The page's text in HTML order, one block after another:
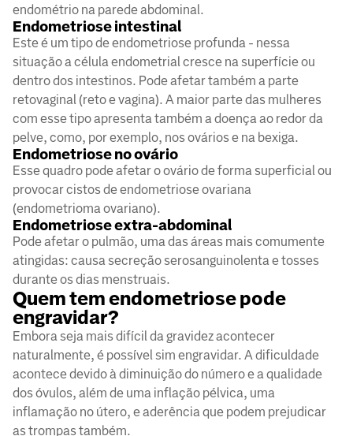
endométrio na parede abdominal.
Endometriose intestinal
Este é um tipo de endometriose profunda - nessa
situação a célula endometrial cresce na superfície ou
dentro dos intestinos. Pode afetar também a parte
retovaginal (reto e vagina). A maior parte das mulheres
com esse tipo apresenta também a doença ao redor da
pelve, como, por exemplo, nos ovários e na bexiga.
Endometriose no ovário
Esse quadro pode afetar o ovário de forma superficial ou
provocar cistos de endometriose ovariana
(endometrioma ovariano).
Endometriose extra-abdominal
Pode afetar o pulmão, uma das áreas mais comumente
atingidas: causa secreção serosanguinolenta e tosses
durante os dias menstruais.
Quem tem endometriose pode
engravidar?
Embora seja mais difícil da gravidez acontecer
naturalmente, é possível sim engravidar. A dificuldade
acontece devido à diminuição do número e a qualidade
dos óvulos, além de uma inflação pélvica, uma
inflamação no útero, e aderência que podem prejudicar
as trompas também.